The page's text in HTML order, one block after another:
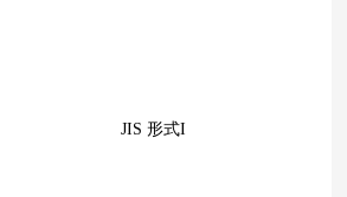
JIS 形式I